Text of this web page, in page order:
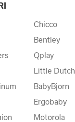
Chicco
Bentley
Qplay
Little Dutch
BabyBjorn
Ergobaby
Motorola